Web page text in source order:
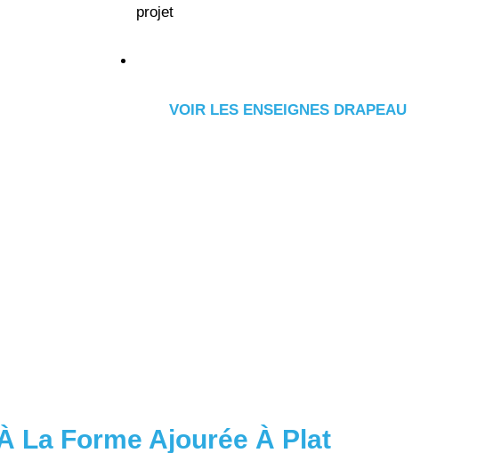
projet
VOIR LES ENSEIGNES DRAPEAU
La Forme Ajourée À Plat